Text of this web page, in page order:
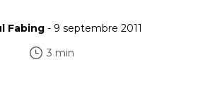
Fabing- 9 septembre 2011
3 min